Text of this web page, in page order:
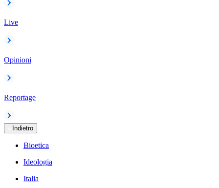
Live
Opinioni
Reportage
Indietro
Bioetica
Ideologia
Italia